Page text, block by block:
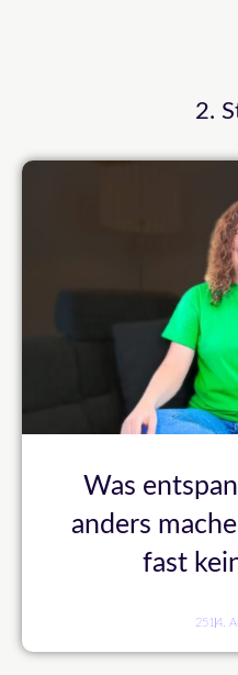
2.
Was
anders
fast
251 4.